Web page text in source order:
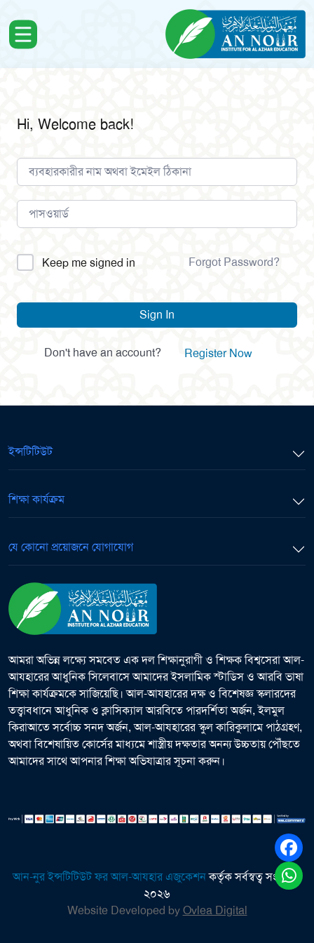
Hi, Welcome back!
Alternative:
Keep me signed in Forgot Password?
Sign In
Don't have an account? Register Now
ইন্সটিটিউট
শিক্ষা কার্যক্রম
যে কোনো প্রয়োজনে যোগাযোগ
আমরা অভিন্ন লক্ষ্যে সমবেত এক দল শিক্ষানুরাগী ও শিক্ষক বিশ্বসেরা আল-
আযহারের আধুনিক সিলেবাসে আমাদের ইসলামিক স্টাডিস ও আরবি ভাষা
শিক্ষা কার্যক্রমকে সাজিয়েছি। আল-আযহারের দক্ষ ও বিশেষজ্ঞ স্কলারদের
তত্ত্বাবধানে আধুনিক ও ক্লাসিক্যাল আরবিতে পারদর্শিতা অর্জন, ইলমুল
কিরাআতে সর্বোচ্চ সনদ অর্জন, আল-আযহারের স্কুল কারিকুলামে পাঠগ্রহণ,
অথবা বিশেষায়িত কোর্সের মাধ্যমে শাস্ত্রীয় দক্ষতার অনন্য উচ্চতায় পৌঁছতে
আমাদের সাথে আপনার শিক্ষা অভিযাত্রার সূচনা করুন।
আন-নুর ইন্সটিটিউট ফর আল-আযহার এজুকেশনকর্তৃক সর্বস্বত্ব সংরক্ষিত
২০২৬
Website Developed byOvlea Digital